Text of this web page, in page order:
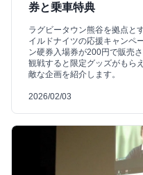
券と乗車特典
ラグビータウン熊谷を拠点と
イルドナイツの応援キャンペ
ン硬券入場券が200円で販売
観戦すると限定グッズがもら
敵な企画を紹介します。
2026/02/03